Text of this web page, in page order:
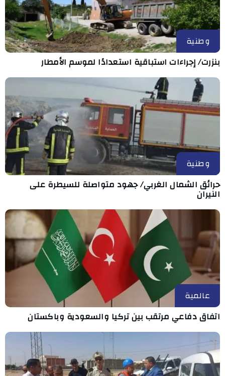
وطنية
بنزرت/ إجراءات استباقية استعدادًا لموسم الأمطار
وطنية
حرائق الشمال الغربي/ جهود متواصلة للسيطرة على
النيران
عالمية
اتفاق دفاعي مرتقب بين تركيا والسعودية وباكستان